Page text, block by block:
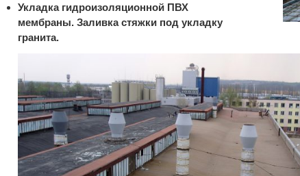
Укладка гидроизоляционной ПВХ
мембраны. Заливка стяжки под укладку
гранита.